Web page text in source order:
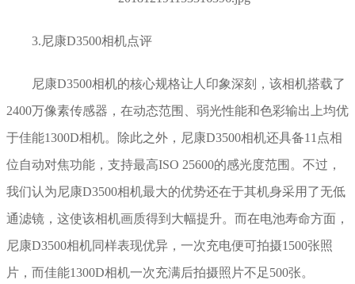
3.尼康D3500相机点评
尼康D3500相机的核心规格让人印象深刻，该相机搭载了
2400万像素传感器，在动态范围、弱光性能和色彩输出上均优
于佳能1300D相机。除此之外，尼康D3500相机还具备11点相
位自动对焦功能，支持最高ISO 25600的感光度范围。不过，
我们认为尼康D3500相机最大的优势还在于其机身采用了无低
通滤镜，这使该相机画质得到大幅提升。而在电池寿命方面，
尼康D3500相机同样表现优异，一次充电便可拍摄1500张照
片，而佳能1300D相机一次充满后拍摄照片不足500张。